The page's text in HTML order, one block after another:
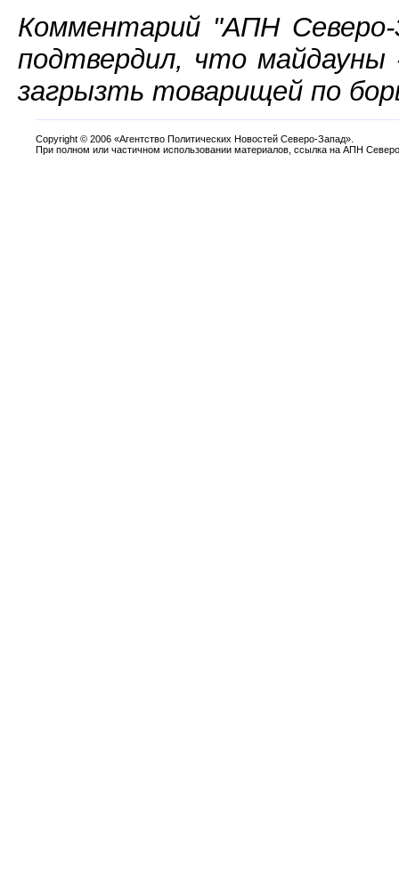
Комментарий "АПН Северо-
подтвердил, что майдауны
загрызть товарищей по
Copyright © 2006 «Агентство Политических Новостей Северо-Запад».
При полном или частичном использовании материалов, ссылка на АПН